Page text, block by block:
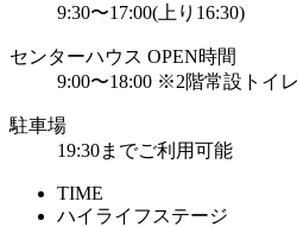
9:30〜17:00(上り16:30)
センターハウス OPEN時間
9:00〜18:00 ※2階常設トイ
駐車場
19:30までご利用可能
TIME
ハイライフステージ